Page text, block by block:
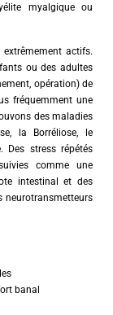
myalgique ou
actifs.
ou des adultes
opération) de
fréquemment une
des maladies
la Borréliose, le
Des stress répétés
comme une
intestinal et des
neurotransmetteurs
banal